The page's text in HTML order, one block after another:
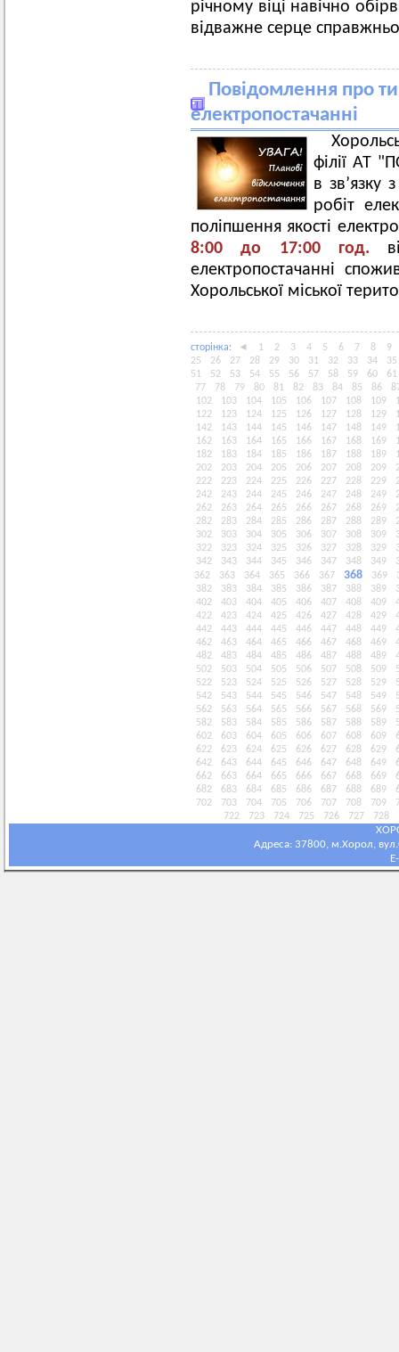
річному віці навічно
відважне серце
Повідомлення про
електропостачанні
філії АТ
в зв’язку
робіт
поліпшення якості
8:00до 17:00 год.
електропостачанні
Хорольської міської
сторiнка: ◄ 1 2 3 4 5 6 7 8
9
25
26 27 28 29 30 31 32 33 34
35
51
52 53 54 55 56 57 58 59 60
61
77
78 79 80 81 82 83 84 85 86
102
103 104 105 106 107 108 109
122
123 124 125 126 127 128 129
142
143 144 145 146 147 148 149
162
163 164 165 166 167 168 169
182
183 184 185 186 187 188 189
202
203 204 205 206 207 208 209
222
223 224 225 226 227 228 229
242
243 244 245 246 247 248 249
262
263 264 265 266 267 268 269
282
283 284 285 286 287 288 289
302
303 304 305 306 307 308 309
322
323 324 325 326 327 328 329
342
343 344 345 346 347 348 349
362
363 364 365 366 367 368 369
382
383 384 385 386 387 388 389
402
403 404 405 406 407 408 409
422
423 424 425 426 427 428 429
442
443 444 445 446 447 448 449
462
463 464 465 466 467 468 469
482
483 484 485 486 487 488 489
502
503 504 505 506 507 508 509
522
523 524 525 526 527 528 529
542
543 544 545 546 547 548 549
562
563 564 565 566 567 568 569
582
583 584 585 586 587 588 589
602
603 604 605 606 607 608 609
622
623 624 625 626 627 628 629
642
643 644 645 646 647 648 649
662
663 664 665 666 667 668 669
682
683 684 685 686 687 688 689
702
703 704 705 706 707 708 709
722
723 724 725 726 727 728
Адреса: 37800, м.Хорол,